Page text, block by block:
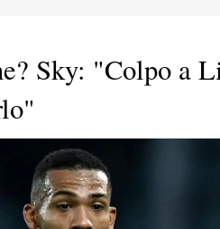
Sky: "Colpo a